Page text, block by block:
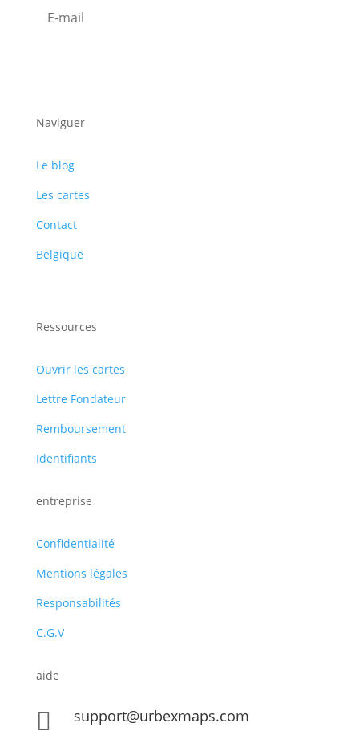
Naviguer
Le blog
Les cartes
Contact
Belgique
Ressources
Ouvrir les cartes
Lettre Fondateur
Remboursement
Identifiants
entreprise
Confidentialité
Mentions légales
Responsabilités
C.G.V
aide
 support@urbexmaps.com